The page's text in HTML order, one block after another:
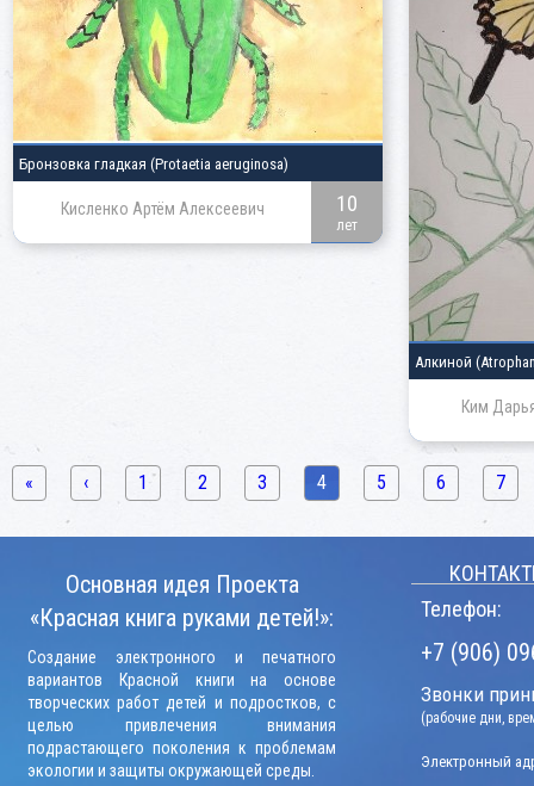
Алкиной
Ким
Бронзовка гладкая (Protaetia aeruginosa)
Кисленко Артём Алексеевич 10
лет
« ‹ 1 2 3 4 5 6 7
Основная идея Проекта
«Красная книга руками детей!»:
Создание электронного и печатного
вариантов Красной книги на основе
творческих работ детей и подростков, с
целью привлечения внимания
подрастающего поколения к проблемам
экологии и защиты окружающей среды.
Телефон:
+7 (906)
Звонки
(рабочие дни,
Электронный